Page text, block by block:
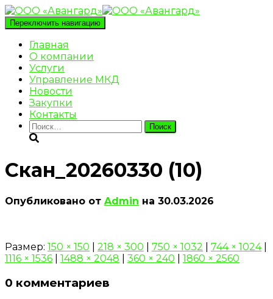
Переключить навигацию
Главная
О компании
Услуги
Управление МКД
Новости
Закупки
Контакты
Найти:
Скан_20260330 (10)
Опубликовано от Admin на 30.03.2026
Размер: 150 × 150 218 × 300 750 × 1032 744 × 1024
1116 × 1536
1488 × 2048 360 × 240 1860 × 2560
0 комментариев